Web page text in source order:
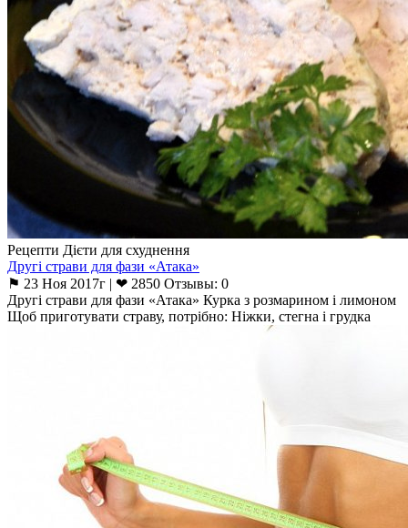
Рецепти Дієти для схуднення
Другі страви для фази «Атака»
⚑ 23 Ноя 2017г | ❤ 2850 Отзывы: 0
Другі страви для фази «Атака» Курка з розмарином і лимоном
Щоб приготувати страву, потрібно: Ніжки, стегна і грудка